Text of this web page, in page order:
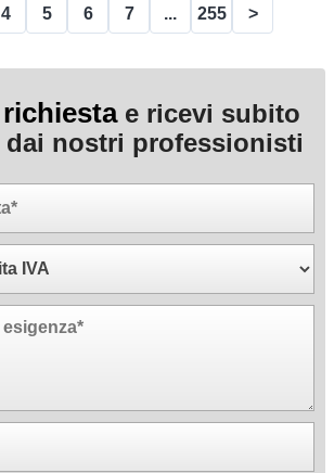
4 5 6 7 ... 255 >
richiestae ricevi subito
dai nostri professionisti